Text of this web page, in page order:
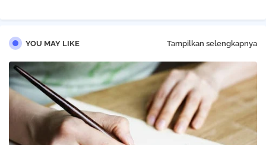
YOU MAY LIKE Tampilkan selengkapnya